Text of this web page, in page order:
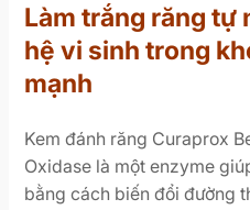
Làm trắng răng tự
hệ vi sinh trong
mạnh
Kem đánh răng Curaprox
Oxidase là một enzyme
bằng cách biến đổi đường